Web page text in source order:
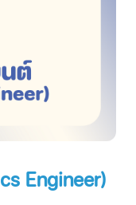
Engineer)